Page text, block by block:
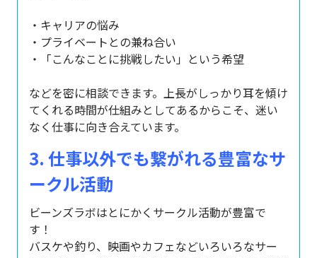
・キャリアの悩み
・プライベートとの兼ね合い
・「こんなことに挑戦したい」という希望
などを密に相談できます。上長がしっかり耳を傾け
てくれる時間が仕組みとしてあるからこそ、迷い
なく仕事に向き合えています。
3. 仕事以外でも繋がれる豊富なサ
ークル活動
ビーンズラボはとにかくサークル活動が豊富で
す！
バスケや釣り、映画やカフェなどいろいろなサー